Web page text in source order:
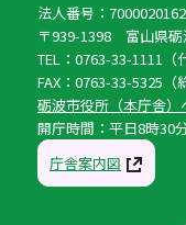
法人番号：
〒939-1398 富山県砺
TEL：0763-33-1111（
FAX：0763-33-5325（
砺波市役所（本庁舎）
開庁時間：平日8時30
庁舎案内図